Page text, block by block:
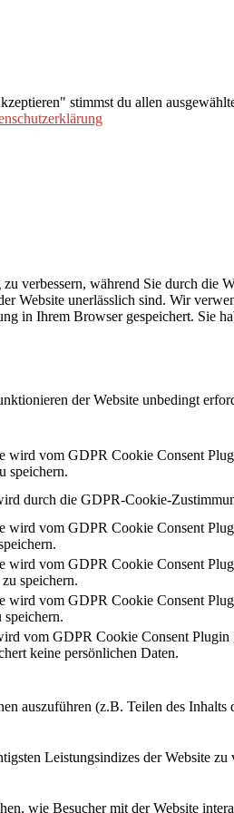
stimmst du allen
verbessern, während Sie durch die
Website unerlässlich sind. Wir
in Ihrem Browser gespeichert. Sie
der Website unbedingt
wird vom GDPR Cookie Consent
speichern.
durch die GDPR-Cookie-
wird vom GDPR Cookie Consent
wird vom GDPR Cookie Consent
speichern.
wird vom GDPR Cookie Consent
vom GDPR Cookie Consent Plugin
keine persönlichen Daten.
auszuführen (z.B. Teilen des
Leistungsindizes der Website
wie Besucher mit der Website